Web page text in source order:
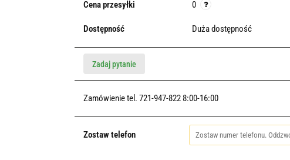
Cena przesyłki 0
Dostępność Duża dostępność
Zadaj pytanie
Zamówienie tel. 721-947-822 8:00-16:00
Zostaw telefon